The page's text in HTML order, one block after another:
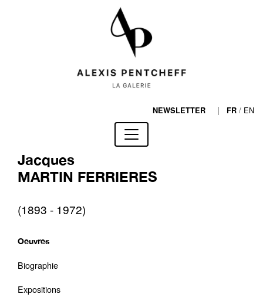
NEWSLETTER | FR / EN
Jacques
MARTIN FERRIERES
(1893 - 1972)
Oeuvres
Biographie
Expositions